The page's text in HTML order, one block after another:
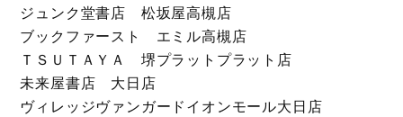
ジュンク堂書店 松坂屋高槻店
ブックファースト エミル高槻店
ＴＳＵＴＡＹＡ 堺プラットプラット店
未来屋書店 大日店
ヴィレッジヴァンガードイオンモール大日店